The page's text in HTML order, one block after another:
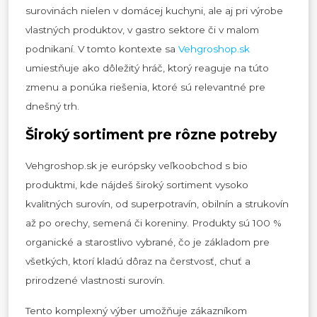
surovinách nielen v domácej kuchyni, ale aj pri výrobe
vlastných produktov, v gastro sektore či v malom
podnikaní. V tomto kontexte sa Vehgroshop.sk
umiestňuje ako dôležitý hráč, ktorý reaguje na túto
zmenu a ponúka riešenia, ktoré sú relevantné pre
dnešný trh.
Široký sortiment pre rôzne potreby
Vehgroshop.sk je európsky veľkoobchod s bio
produktmi, kde nájdeš široký sortiment vysoko
kvalitných surovín, od superpotravín, obilnín a strukovín
až po orechy, semená či koreniny. Produkty sú 100 %
organické a starostlivo vybrané, čo je základom pre
všetkých, ktorí kladú dôraz na čerstvosť, chuť a
prirodzené vlastnosti surovín.
Tento komplexný výber umožňuje zákazníkom